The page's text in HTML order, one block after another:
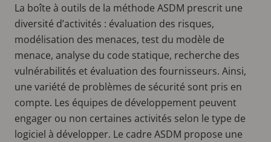
La boîte à outils de la méthode ASDM prescrit une
diversité d’activités : évaluation des risques,
modélisation des menaces, test du modèle de
menace, analyse du code statique, recherche des
vulnérabilités et évaluation des fournisseurs. Ainsi,
une variété de problèmes de sécurité sont pris en
compte. Les équipes de développement peuvent
engager ou non certaines activités selon le type de
logiciel à développer. Le cadre ASDM propose une